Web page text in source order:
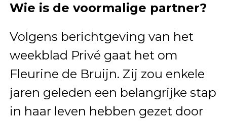
Wie is de voormalige partner?
Volgens berichtgeving van het
weekblad Privé gaat het om
Fleurine de Bruijn. Zij zou enkele
jaren geleden een belangrijke stap
in haar leven hebben gezet door